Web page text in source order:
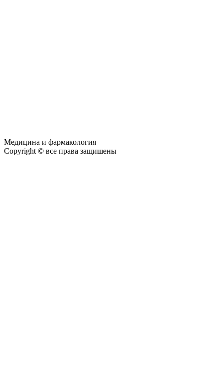
Медицина и фармакология
Copyright © все права защишены